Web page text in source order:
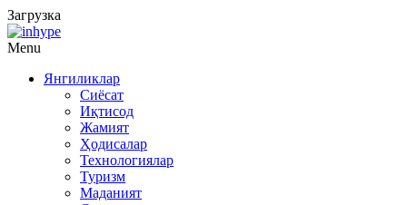
Загрузка
Menu
Янгиликлар
Сиёсат
Иқтисод
Жамият
Ҳодисалар
Технологиялар
Туризм
Маданият